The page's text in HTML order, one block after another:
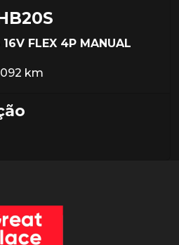
FLEX 4P MANUAL
km